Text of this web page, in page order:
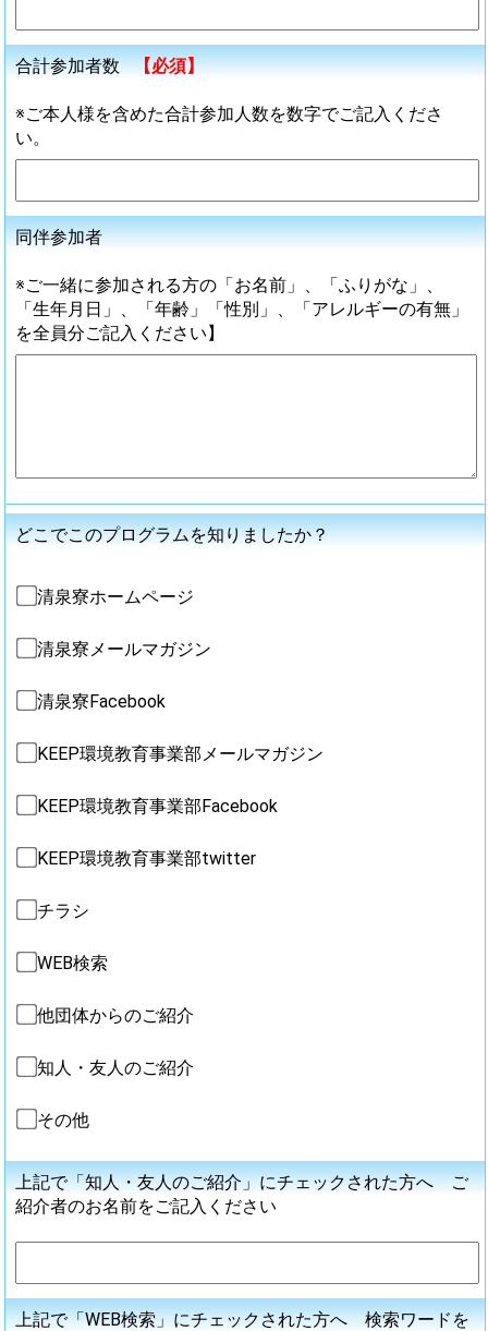
合計参加者数 【必須】
※ご本人様を含めた合計参加人数を数字でご記入くださ
い。
同伴参加者
※ご一緒に参加される方の「お名前」、「ふりがな」、
「生年月日」、「年齢」「性別」、「アレルギーの有無」
を全員分ご記入ください】
どこでこのプログラムを知りましたか？
清泉寮ホームページ
清泉寮メールマガジン
清泉寮Facebook
KEEP環境教育事業部メールマガジン
KEEP環境教育事業部Facebook
KEEP環境教育事業部twitter
チラシ
WEB検索
他団体からのご紹介
知人・友人のご紹介
その他
上記で「知人・友人のご紹介」にチェックされた方へ ご
紹介者のお名前をご記入ください
上記で「WEB検索」にチェックされた方へ 検索ワードを